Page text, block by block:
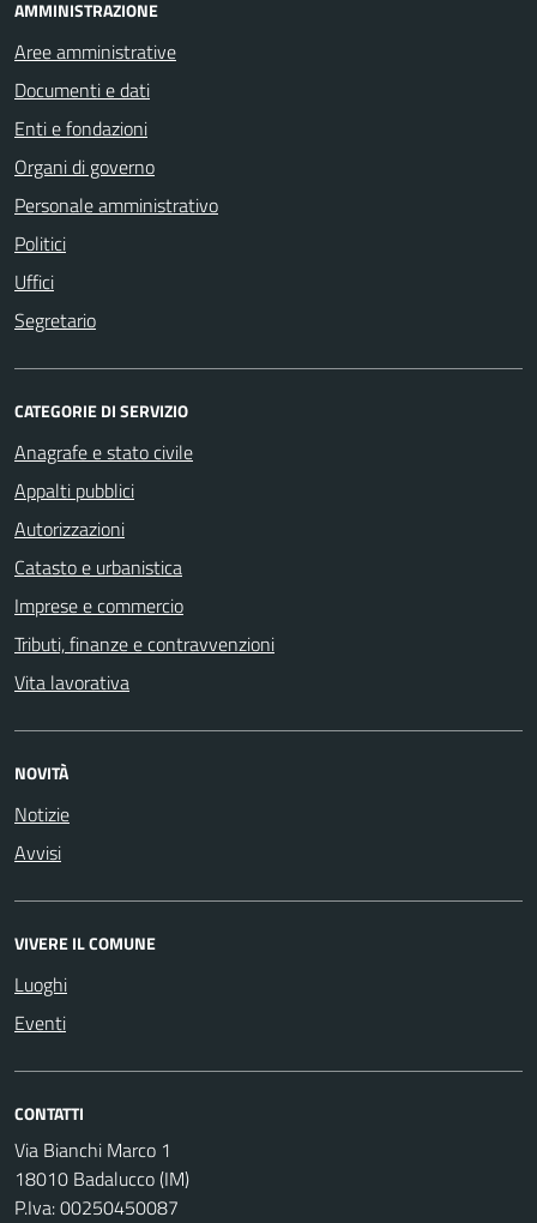
AMMINISTRAZIONE
Aree amministrative
Documenti e dati
Enti e fondazioni
Organi di governo
Personale amministrativo
Politici
Uffici
Segretario
CATEGORIE DI SERVIZIO
Anagrafe e stato civile
Appalti pubblici
Autorizzazioni
Catasto e urbanistica
Imprese e commercio
Tributi, finanze e contravvenzioni
Vita lavorativa
NOVITÀ
Notizie
Avvisi
VIVERE IL COMUNE
Luoghi
Eventi
CONTATTI
Via Bianchi Marco 1
18010 Badalucco (IM)
P.Iva: 00250450087